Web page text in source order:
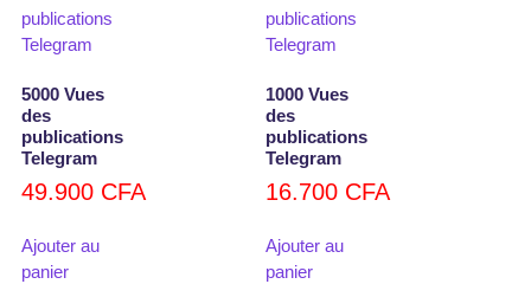
5000 Vues
des
publications
Telegram
49.900 CFA
Ajouter au
panier
1000 Vues
des
publications
Telegram
16.700 CFA
Ajouter au
panier